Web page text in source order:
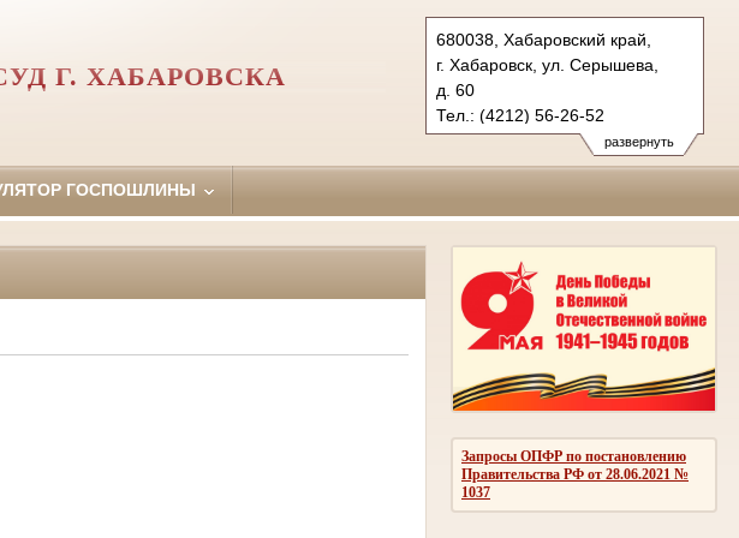
развернуть
680038, Хабаровский край,
г. Хабаровск, ул. Серышева,
д. 60
Тел.: (4212) 56-26-52
centralnyr.hbr@sudrf.ru
Г. ХАБАРОВСКА
ГОСПОШЛИНЫ
Запросы ОПФР по постановлению
Правительства РФ от 28.06.2021 №
1037